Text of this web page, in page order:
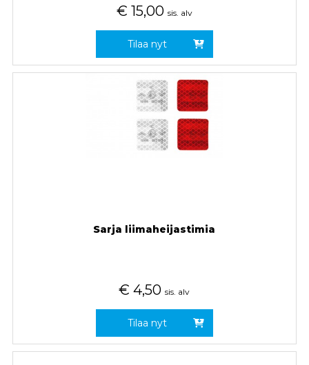
€ 15,00 sis. alv
Tilaa nyt
Sarja liimaheijastimia
€ 4,50 sis. alv
Tilaa nyt